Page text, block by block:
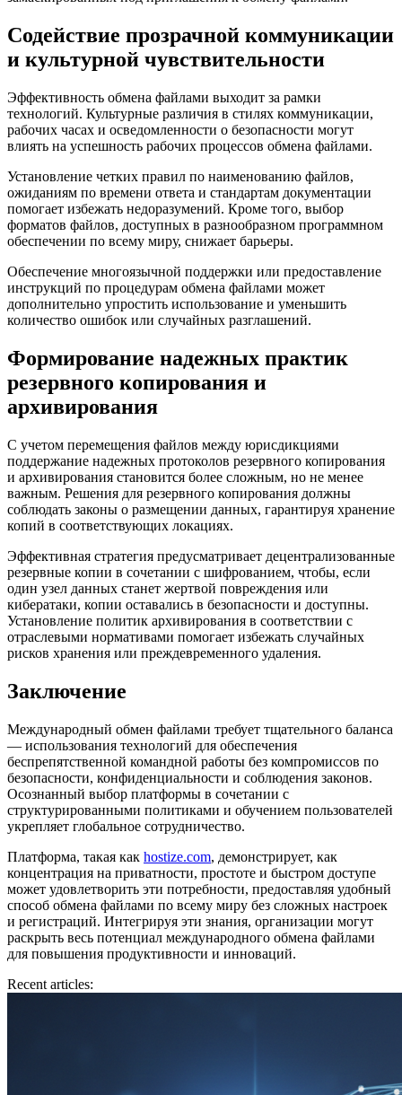
Содействие прозрачной коммуникации
и культурной чувствительности
Эффективность обмена файлами выходит за рамки
технологий. Культурные различия в стилях коммуникации,
рабочих часах и осведомленности о безопасности могут
влиять на успешность рабочих процессов обмена файлами.
Установление четких правил по наименованию файлов,
ожиданиям по времени ответа и стандартам документации
помогает избежать недоразумений. Кроме того, выбор
форматов файлов, доступных в разнообразном программном
обеспечении по всему миру, снижает барьеры.
Обеспечение многоязычной поддержки или предоставление
инструкций по процедурам обмена файлами может
дополнительно упростить использование и уменьшить
количество ошибок или случайных разглашений.
Формирование надежных практик
резервного копирования и
архивирования
С учетом перемещения файлов между юрисдикциями
поддержание надежных протоколов резервного копирования
и архивирования становится более сложным, но не менее
важным. Решения для резервного копирования должны
соблюдать законы о размещении данных, гарантируя хранение
копий в соответствующих локациях.
Эффективная стратегия предусматривает децентрализованные
резервные копии в сочетании с шифрованием, чтобы, если
один узел данных станет жертвой повреждения или
кибератаки, копии оставались в безопасности и доступны.
Установление политик архивирования в соответствии с
отраслевыми нормативами помогает избежать случайных
рисков хранения или преждевременного удаления.
Заключение
Международный обмен файлами требует тщательного баланса
— использования технологий для обеспечения
беспрепятственной командной работы без компромиссов по
безопасности, конфиденциальности и соблюдения законов.
Осознанный выбор платформы в сочетании с
структурированными политиками и обучением пользователей
укрепляет глобальное сотрудничество.
Платформа, такая как hostize.com, демонстрирует, как
концентрация на приватности, простоте и быстром доступе
может удовлетворить эти потребности, предоставляя удобный
способ обмена файлами по всему миру без сложных настроек
и регистраций. Интегрируя эти знания, организации могут
раскрыть весь потенциал международного обмена файлами
для повышения продуктивности и инноваций.
Recent articles: